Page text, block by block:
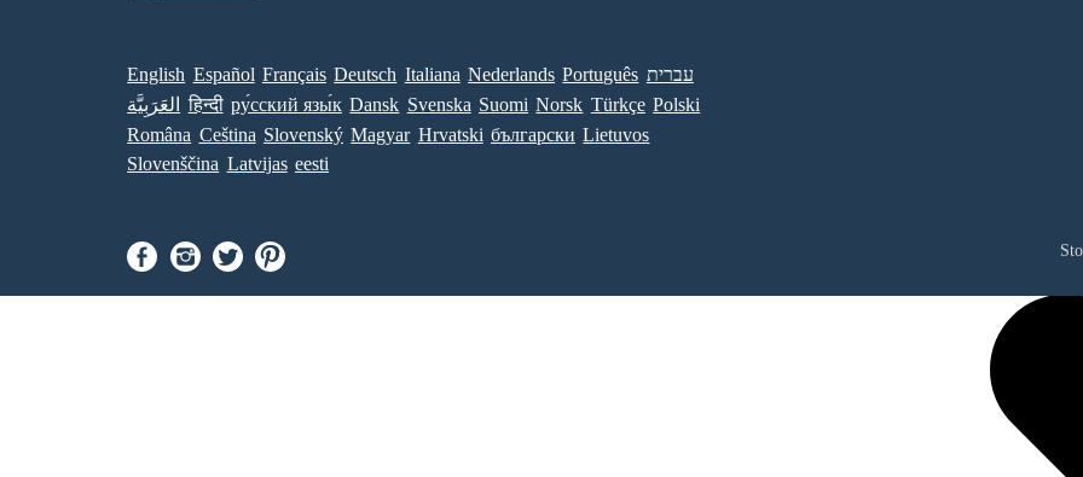
English Español Français Deutsch Italiana Nederlands Português עברית
العَرَبِيَّة
हिन्दी ру́сский язы́к Dansk Svenska Suomi Norsk Türkçe Polski
Româna Ceština Slovenský Magyar Hrvatski български Lietuvos
Slovenščina Latvijas eesti